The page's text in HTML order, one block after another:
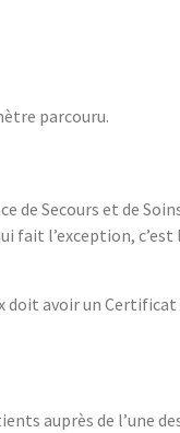
parcouru.
Secours et de
fait l’exception, c’est
doit avoir un
auprès de l’une